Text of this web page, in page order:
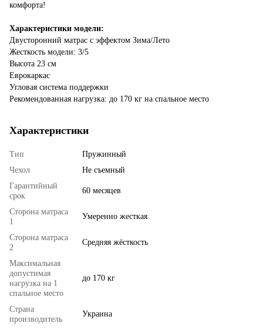
комфорта!
Характеристики модели:
Двусторонний матрас с эффектом Зима/Лето
Жесткость модели: 3/5
Высота 23 см
Еврокаркас
Угловая система поддержки
Рекомендованная нагрузка: до 170 кг на спальное место
Характеристики
Тип
Пружинный
Чехол
Не съемный
Гарантийный
срок
60 месяцев
Сторона матраса
1
Умеренно жесткая
Сторона матраса
2
Средняя жёсткость
Максимальная
допустимая
нагрузка на 1
спальное место
до 170 кг
Страна
производитель
Украина